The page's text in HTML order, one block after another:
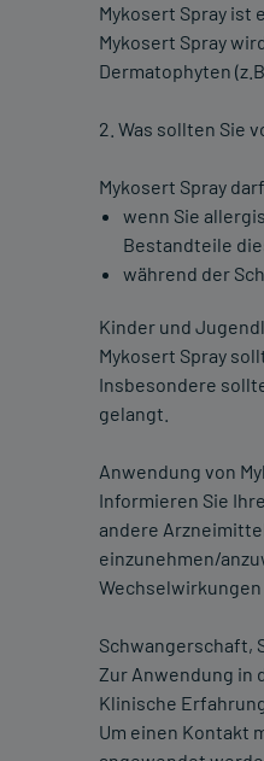
Mykosert Spray ist
Mykosert Spray
Dermatophyten
2. Was sollten Sie
Mykosert Spray
wenn Sie
Bestandteile
während der
Kinder und
Mykosert Spray
Insbesondere
gelangt.
Anwendung von
Informieren Sie
andere
einzunehmen/
Schwangerschaft,
Zur Anwendung in
Klinische
Um einen Kontakt